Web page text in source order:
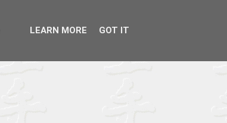
LEARN MORE GOT IT